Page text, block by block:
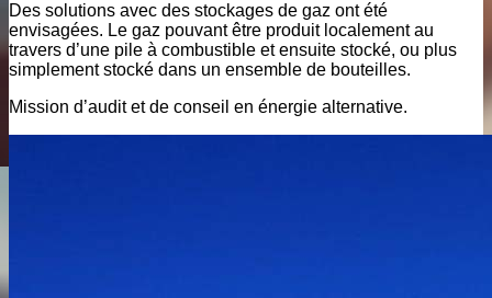
Des solutions avec des stockages de gaz ont été
envisagées. Le gaz pouvant être produit localement au
travers d’une pile à combustible et ensuite stocké, ou plus
simplement stocké dans un ensemble de bouteilles.
Mission d’audit et de conseil en énergie alternative.